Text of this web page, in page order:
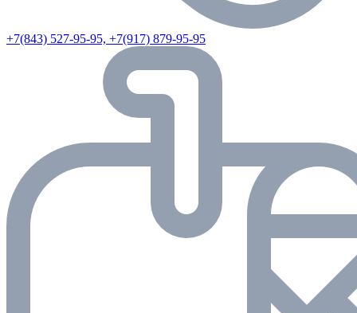
+7(843) 527-95-95, +7(917) 879-95-95